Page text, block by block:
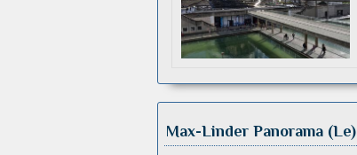
Max-Linder Panorama (Le)